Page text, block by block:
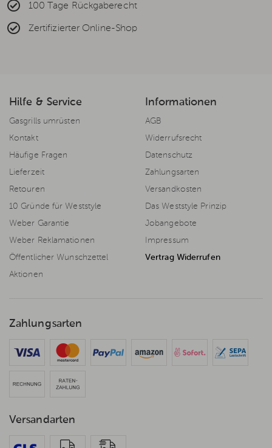
100 Tage Rückgaberecht
Zertifizierter Online-Shop
Hilfe & Service
Gasgrills umrüsten
Kontakt
Häufige Fragen
Lieferzeit
Retouren
10 Gründe für Weststyle
Weber Garantie
Weber Reklamationen
Öffentlicher Wunschzettel
Aktionen
Informationen
AGB
Widerrufsrecht
Datenschutz
Zahlungsarten
Versandkosten
Das Weststyle Prinzip
Jobangebote
Impressum
Vertrag Widerrufen
Zahlungsarten
Versandarten